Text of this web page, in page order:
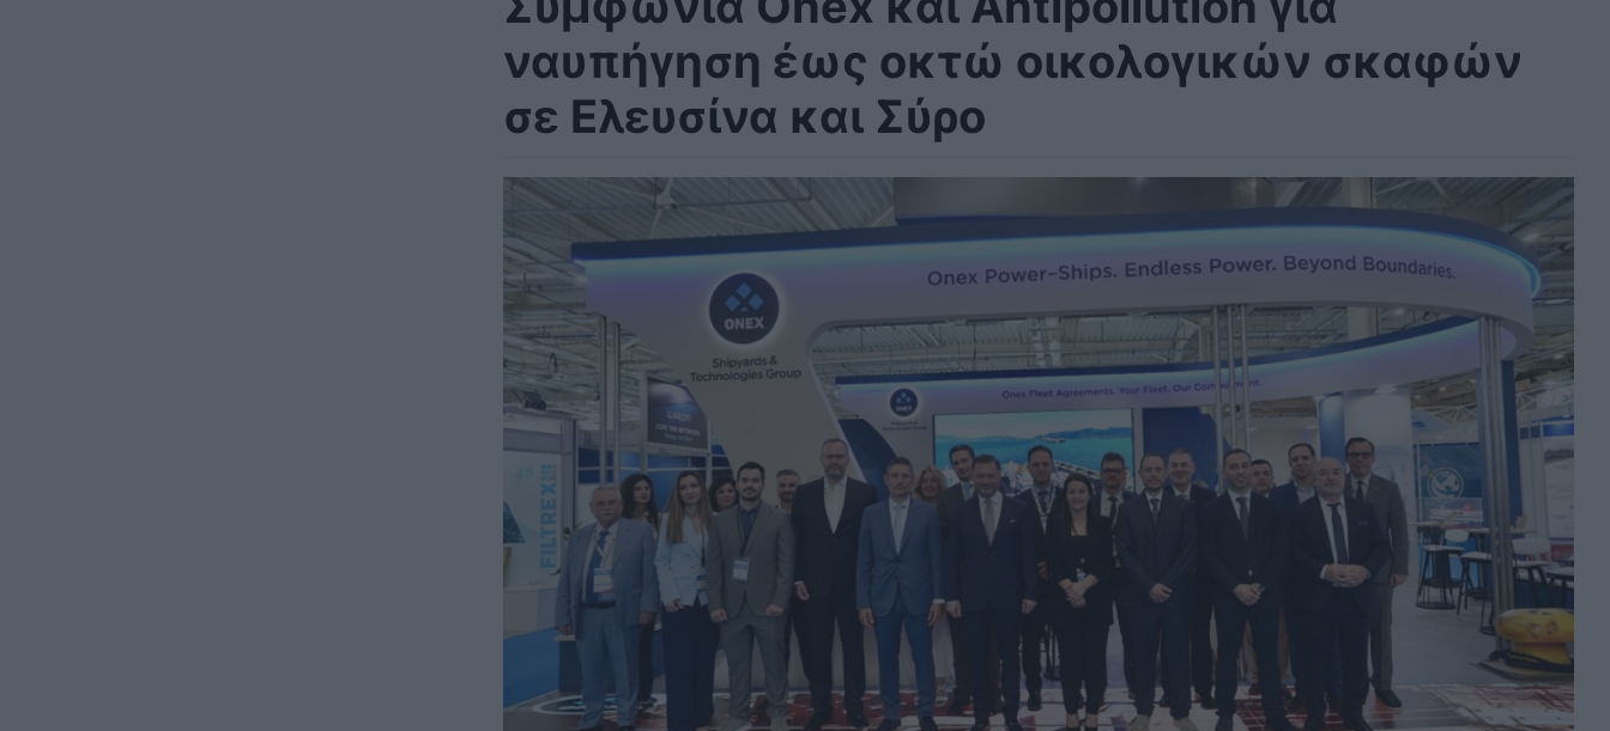
ναυπήγηση έως οκτώ οικολογικών σκαφών
σε Ελευσίνα και Σύρο